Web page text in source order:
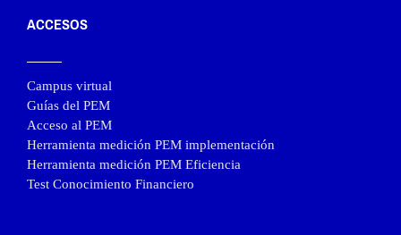
ACCESOS
Campus virtual
Guías del PEM
Acceso al PEM
Herramienta medición PEM implementación
Herramienta medición PEM Eficiencia
Test Conocimiento Financiero